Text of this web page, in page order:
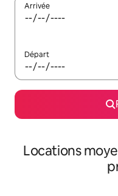
Arrivée
Départ
Locations